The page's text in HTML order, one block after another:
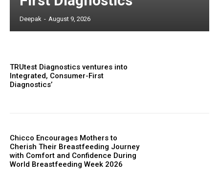
Deepak - August 9, 2026
TRUtest Diagnostics ventures into
Integrated, Consumer-First
Diagnostics’
Chicco Encourages Mothers to
Cherish Their Breastfeeding Journey
with Comfort and Confidence During
World Breastfeeding Week 2026